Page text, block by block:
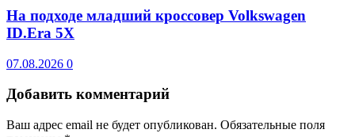
На подходе младший кроссовер Volkswagen
ID.Era 5X
07.08.2026 0
Добавить комментарий
Ваш адрес email не будет опубликован. Обязательные поля